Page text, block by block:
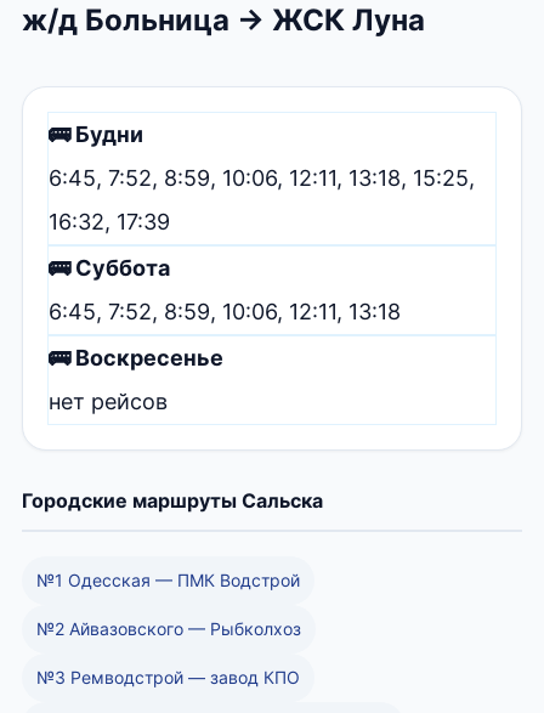
ж/д Больница → ЖСК Луна
🚌 Будни
6:45, 7:52, 8:59, 10:06, 12:11, 13:18, 15:25,
16:32, 17:39
🚌 Суббота
6:45, 7:52, 8:59, 10:06, 12:11, 13:18
🚌 Воскресенье
нет рейсов
Городские маршруты Сальска
№1 Одесская — ПМК Водстрой
№2 Айвазовского — Рыбколхоз
№3 Ремводстрой — завод КПО